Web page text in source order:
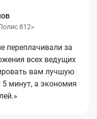
812»
переплачивали за
всех ведущих
вам лучшую
минут, а экономия